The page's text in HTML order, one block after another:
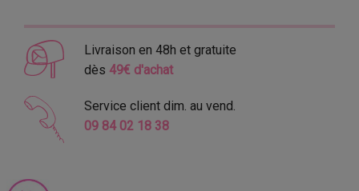
Livraison en 48h et gratuite
dès 49€ d'achat
Service client dim. au vend.
09 84 02 18 38